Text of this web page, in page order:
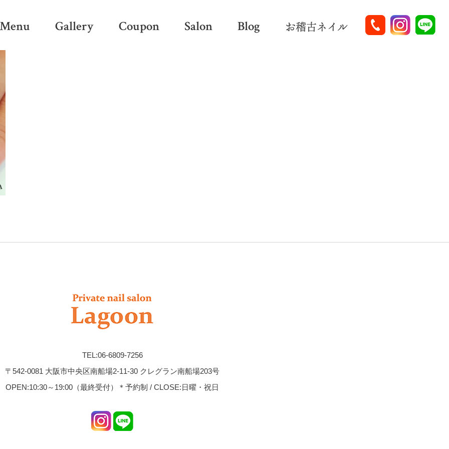
Menu Gallery Coupon Salon Blog お稽古ネイル
TEL:06-6809-7256
〒542-0081 大阪市中央区南船場2-11-30 クレグラン南船場203号
OPEN:10:30～19:00（最終受付）＊予約制 / CLOSE:日曜・祝日